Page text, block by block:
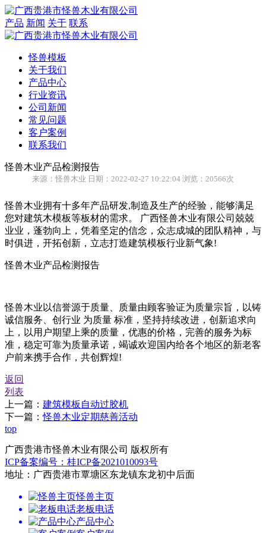
产品 新闻 关于 联系
怪兽模板
关于我们
产品中心
行业资讯
公司新闻
常见问题
客户案例
联系我们
怪兽木业产品检测报告
来源：怪兽木业 日期：2022-02-27 10:22:04 浏览：20566次
怪兽木业拥有十多年产品研发,制造及生产的经验，能够满足
您对建筑木模板等板材的需求。 广西怪兽木业有限公司兢兢
业业，蓬勃向上，凭着坚定的信念，众志成城的团队精神，与
时俱进，开拓创新，立志打造建筑模板行业新气象!
怪兽木业产品检测报告
怪兽木业以信誉源于质量、质量由顾客验证为质量宗旨，以铸
诚信服务、创行业 为质量 标准，坚持持续改进，创新追求向
上，以用户期望上乘的质量，优惠的价格，完善的服务为标
准，稳定可靠为质量承诺，竭诚欢迎国内给各个地区的新老客
户前来携手合作，共创辉煌!
返回
列表
上一篇： 建筑模板自动过胶机
下一篇：怪兽木业定期慈善活动
top
广西贵港市怪兽木业有限公司 版权所有
ICP备案编号：桂ICP备2021010093号
地址：广西贵港市覃塘区东龙镇东龙初中后面
怪兽主页
老板电话
产品中心